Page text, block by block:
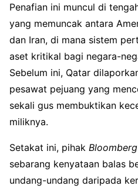
Penafian ini muncul di
yang memuncak antara
dan Iran, di mana sistem
aset kritikal bagi negara-
Sebelum ini, Qatar
pesawat pejuang yang
sekali gus membuktikan
miliknya.
Setakat ini, pihak Bloomberg
sebarang kenyataan balas
undang-undang daripada